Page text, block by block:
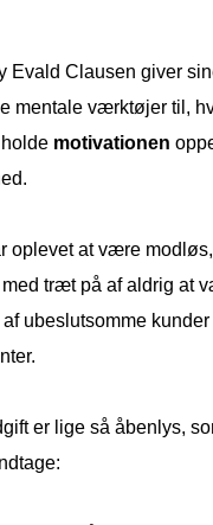
Evald Clausen giver
mentale værktøjer til,
motivationen
oplevet at være modløs,
træt på af aldrig at
ubeslutsomme kunder
er lige så åbenlys,